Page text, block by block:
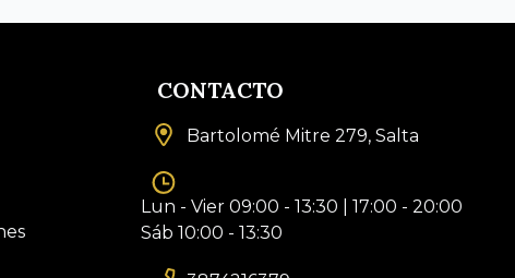
CONTACTO
Bartolomé Mitre 279, Salta
Lun - Vier 09:00 - 13:30 | 17:00 - 20:00
Sáb 10:00 - 13:30